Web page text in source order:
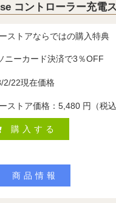
コントローラー充電ス
ストアならではの購入特典
ニーカード決済で3％OFF
2/22現在価格
ストア価格：5,480 円（税込
購入する
商品情報